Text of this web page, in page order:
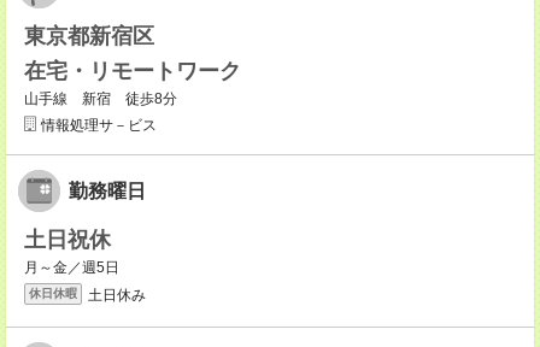
東京都新宿区
在宅・リモートワーク
山手線 新宿 徒歩8分
情報処理サ－ビス
勤務曜日
土日祝休
月～金／週5日
休日休暇 土日休み